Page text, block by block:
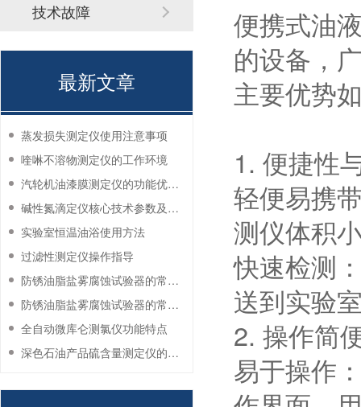
便携式油
的设备，
主要优势
1. 便捷性
轻便易携
测仪体积
快速检测
送到实验
2. 操作简
易于操作
技术故障
最新文章
蒸发损失测定仪使用注意事项
喹啉不溶物测定仪的工作环境
汽轮机油漆膜测定仪的功能优势有哪些？
碱性氮滴定仪核心技术参数及应用说明
实验室恒温油浴使用方法
过滤性测定仪操作指导
防锈油脂盐雾腐蚀试验器的常见故障与解决方法
防锈油脂盐雾腐蚀试验器的常见故障与解决方法
全自动微库仑测氯仪功能特点
深色石油产品硫含量测定仪的工作环境要求